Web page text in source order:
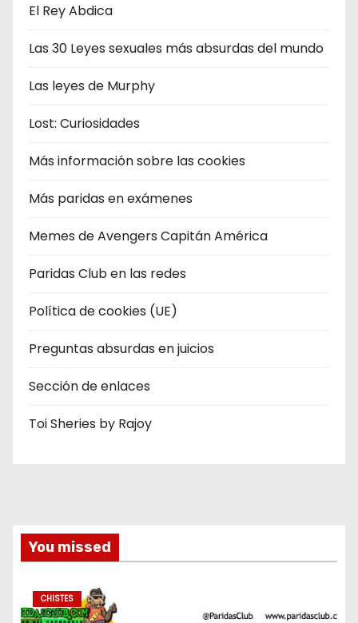
El Rey Abdica
Las 30 Leyes sexuales más absurdas del mundo
Las leyes de Murphy
Lost: Curiosidades
Más información sobre las cookies
Más paridas en exámenes
Memes de Avengers Capitán América
Paridas Club en las redes
Política de cookies (UE)
Preguntas absurdas en juicios
Sección de enlaces
Toi Sheries by Rajoy
You missed
CHISTES